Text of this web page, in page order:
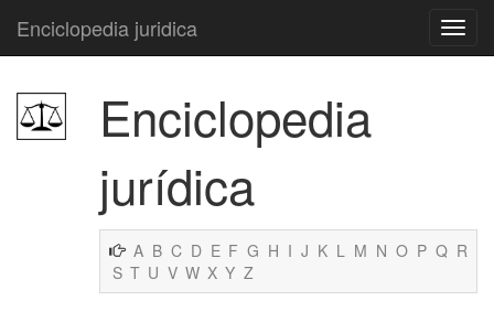
Enciclopedia juridica
Enciclopedia
jurídica
A B C D E F G H I J K L M N O P Q R
S T U V W X Y Z